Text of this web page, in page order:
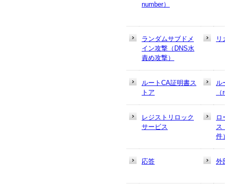
number）
ランダムサブドメ
イン攻撃（DNS水
責め攻撃）
リ
ルートCA証明書ス
トア
ル
レジストリロック
サービス
ロ
ス
件
応答 外